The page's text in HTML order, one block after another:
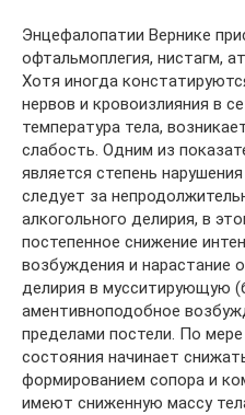
Энцефалопатии Вернике
офтальмоплегия, нистагм,
Хотя иногда
нервов и кровоизлияния в
температура тела,
слабость. Одним из
является степень
следует за
алкогольного делирия, в
постепенное снижение
возбуждения и нарастание
делирия в мусситирующую
аментивноподобное
пределами постели. По
состояния начинает
формированием сопора и
имеют сниженную массу